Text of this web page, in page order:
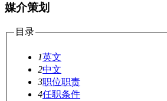
媒介策划
目录
1英文
2中文
3职位职责
4任职条件